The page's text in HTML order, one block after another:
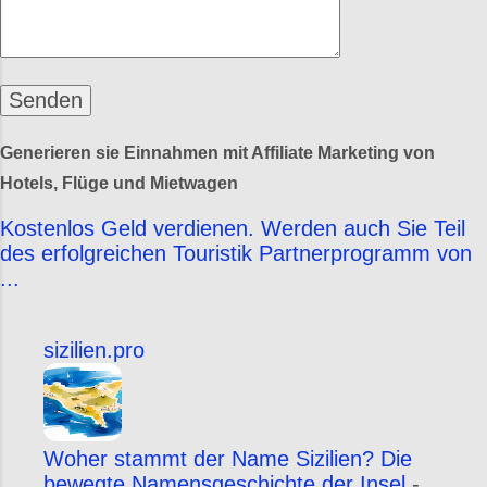
Generieren sie Einnahmen mit Affiliate Marketing von
Hotels, Flüge und Mietwagen
Kostenlos Geld verdienen. Werden auch Sie Teil
des erfolgreichen Touristik Partnerprogramm von
...
sizilien.pro
Woher stammt der Name Sizilien? Die